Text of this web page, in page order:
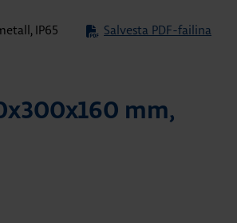
IP65 Salvesta PDF-failina
mm,